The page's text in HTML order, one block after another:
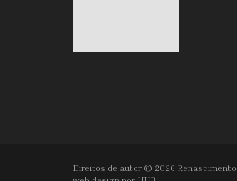
Direitos de autor © 2026